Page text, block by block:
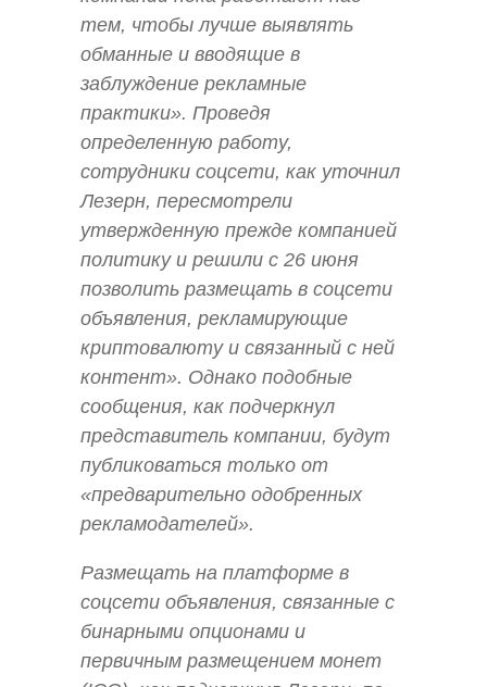
тем, чтобы лучше выявлять
обманные и вводящие в
заблуждение рекламные
практики». Проведя
определенную работу,
сотрудники соцсети, как уточнил
Лезерн, пересмотрели
утвержденную прежде компанией
политику и решили с 26 июня
позволить размещать в соцсети
объявления, рекламирующие
криптовалюту и связанный с ней
контент». Однако подобные
сообщения, как подчеркнул
представитель компании, будут
публиковаться только от
«предварительно одобренных
рекламодателей».
Размещать на платформе в
соцсети объявления, связанные с
бинарными опционами и
первичным размещением монет